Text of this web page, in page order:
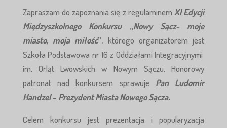
Zapraszam do zapoznania się z regulaminem XI Edycji
Międzyszkolnego Konkursu „Nowy Sącz- moje
miasto, moja miłość”, którego organizatorem jest
Szkoła Podstawowa nr 16 z Oddziałami Integracyjnymi
im. Orląt Lwowskich w Nowym Sączu. Honorowy
patronat nad konkursem sprawuje Pan Ludomir
Handzel– Prezydent Miasta Nowego Sącza.
Celem konkursu jest prezentacja i popularyzacja